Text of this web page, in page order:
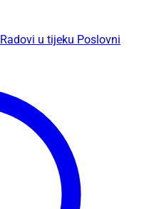
Radovi u tijeku Poslovni